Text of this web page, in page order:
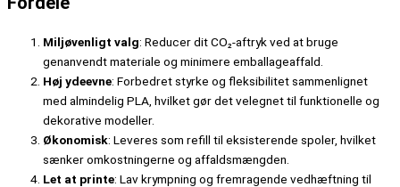
Miljøvenligt valg: Reducer dit CO₂-aftryk ved at bruge
genanvendt materiale og minimere emballageaffald.
Høj ydeevne: Forbedret styrke og fleksibilitet sammenlignet
med almindelig PLA, hvilket gør det velegnet til funktionelle og
dekorative modeller.
Økonomisk: Leveres som refill til eksisterende spoler, hvilket
sænker omkostningerne og affaldsmængden.
Let at printe: Lav krympning og fremragende vedhæftning til